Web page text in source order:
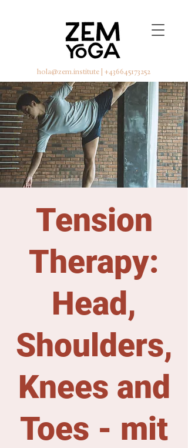
hola@zem.institute +436645173252
Tension
Therapy:
Head,
Shoulders,
Knees and
Toes - mit